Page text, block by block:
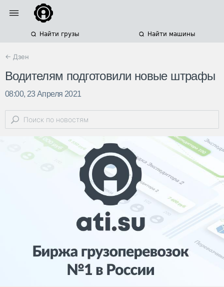
Найти грузы Найти машины
← Дзен
Водителям подготовили новые штрафы
08:00, 23 Апреля 2021